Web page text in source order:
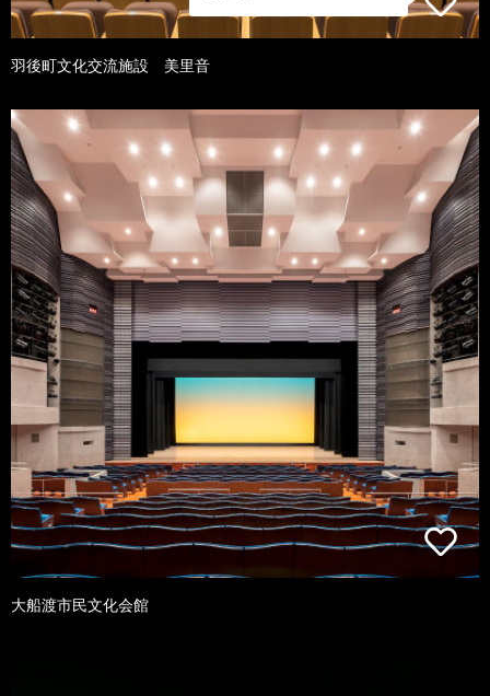
羽後町文化交流施設 美里音
大船渡市民文化会館